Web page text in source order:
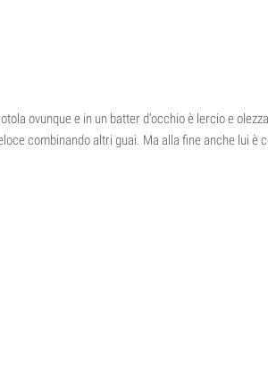
ovunque e in un batter d’occhio è lercio e
combinando altri guai. Ma alla fine anche lui è